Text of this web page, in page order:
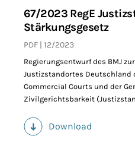
67/2023 RegE
Stärkungsgesetz
PDF 12/2023
Regierungsentwurf des BMJ
Justizstandortes Deutschland
Commercial Courts und der
Zivilgerichtsbarkeit
Download
(PDF)